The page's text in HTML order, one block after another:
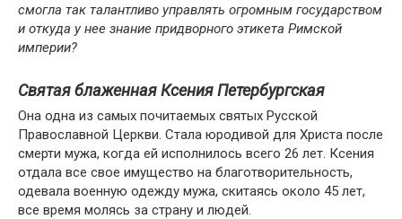
смогла так талантливо управлять огромным государством
и откуда у нее знание придворного этикета Римской
империи?
Святая блаженная Ксения Петербургская
Она одна из самых почитаемых святых Русской
Православной Церкви. Стала юродивой для Христа после
смерти мужа, когда ей исполнилось всего 26 лет. Ксения
отдала все свое имущество на благотворительность,
одевала военную одежду мужа, скитаясь около 45 лет,
все время молясь за страну и людей.